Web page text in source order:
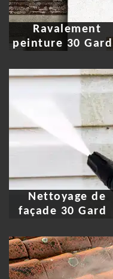
Ravalement
peinture 30 Gard
Nettoyage de
façade 30 Gard